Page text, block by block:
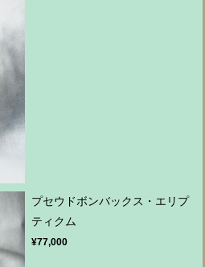
プセウドボンバックス・エリプ
ティクム
¥77,000